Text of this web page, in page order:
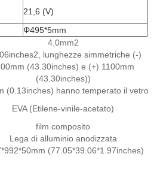
21,6 (V)
Φ495*5mm
4.0mm2
lunghezze simmetriche (-)
(43.30inches) e (+) 1100mm
(43.30inches))
(0.13inches) hanno temperato il vetro
EVA (Etilene-vinile-acetato)
film composito
Lega di alluminio anodizzata
(77.05*39.06*1.97inches)